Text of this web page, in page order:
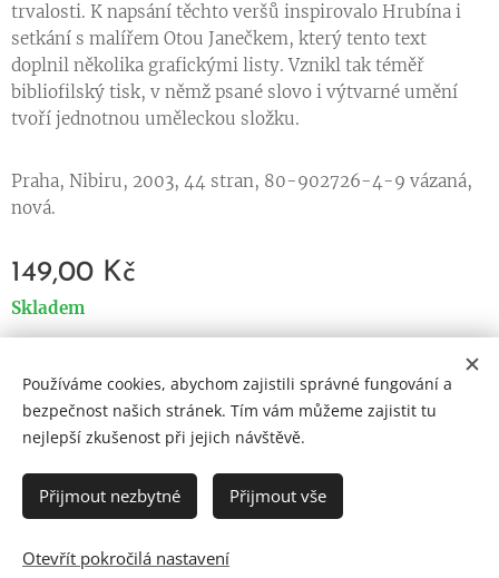
trvalosti. K napsání těchto veršů inspirovalo Hrubína i
setkání s malířem Otou Janečkem, který tento text
doplnil několika grafickými listy. Vznikl tak téměř
bibliofilský tisk, v němž psané slovo i výtvarné umění
tvoří jednotnou uměleckou složku.
Praha, Nibiru, 2003, 44 stran, 80-902726-4-9 vázaná,
nová.
149,00 Kč
Skladem
DO KOŠÍKU
Cookies
Jazyky
Čeština
English
Používáme cookies, abychom zajistili správné fungování a
bezpečnost našich stránek. Tím vám můžeme zajistit tu
nejlepší zkušenost při jejich návštěvě.
Přijmout nezbytné Přijmout vše
Otevřít pokročilá nastavení